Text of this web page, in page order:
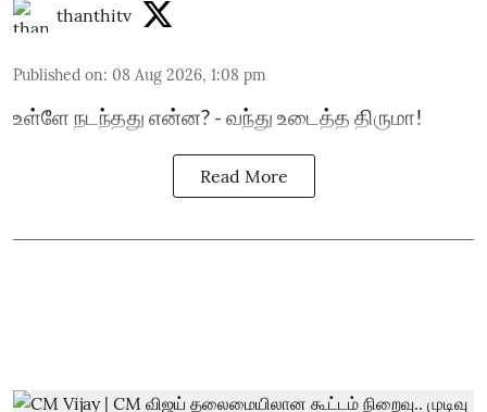
thanthitv
Published on: 08 Aug 2026, 1:08 pm
உள்ளே நடந்தது என்ன? - வந்து உடைத்த திருமா!
Read More